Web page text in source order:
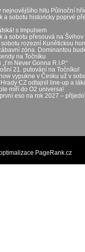
nejnovějšího hitu Půlnoční
a sobotu historicky poprvé
s Impulsem
a sobotu přesouvá na Švihov
rozezní Kunětickou
zóna. Dominantou
na Točníku
Never Gonna R.I.P.“
21. putování na Točníku!
vypukne v Česku už v
CZ odtajnil line-up a
míří do O2 universa!
eso na rok 2027 –
PageRank.cz